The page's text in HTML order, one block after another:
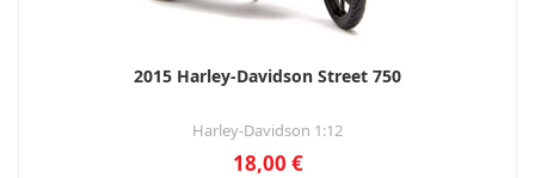
2015 Harley-Davidson Street 750
Harley-Davidson 1:12
18,00 €